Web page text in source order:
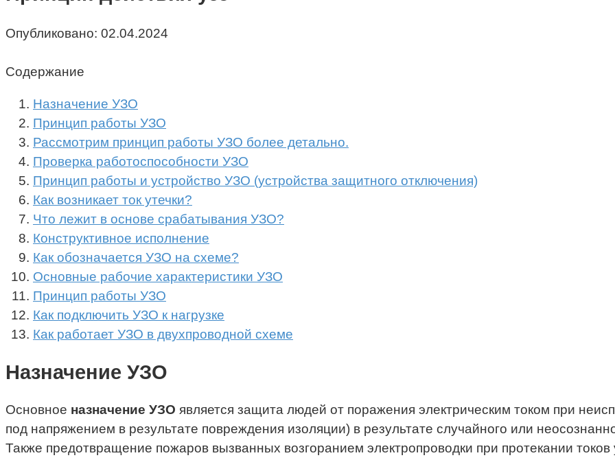
Опубликовано: 02.04.2024
Содержание
Назначение УЗО
Принцип работы УЗО
Рассмотрим принцип работы УЗО более детально.
Проверка работоспособности УЗО
Принцип работы и устройство УЗО (устройства защитного отключения)
Как возникает ток утечки?
Что лежит в основе срабатывания УЗО?
Конструктивное исполнение
Как обозначается УЗО на схеме?
Основные рабочие характеристики УЗО
Принцип работы УЗО
Как подключить УЗО к нагрузке
Как работает УЗО в двухпроводной схеме
Назначение УЗО
Основное назначение УЗО является защита людей от поражения электрическим током при
под напряжением в результате повреждения изоляции) в результате случайного или
Также предотвращение пожаров вызванных возгоранием электропроводки при протекании токов